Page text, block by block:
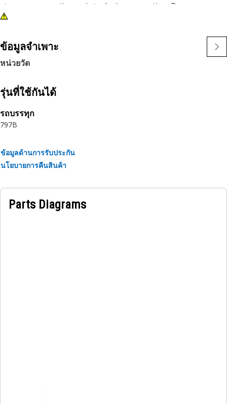
stress on mounting points during operation. By
distributing load evenly, the pedestal helps protect the
structural deformation.
Attributes:
• Maintains accurate radiator alignment.
Applications:
system assemblies where the radiator requires right hand
side pedestal support to remain stable, aligned, and
ข้อมูลจำเพาะ
หน่วยวัด
รุ่นที่ใช้กันได้
รถบรรทุก
797B
ข้อมูลด้านการรับประกัน
นโยบายการคืนสินค้า
Parts Diagrams